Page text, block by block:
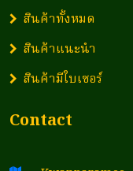
สินค้าทั้งหมด
สินค้าแนะนำ
สินค้ามีใบเซอร์
Contact